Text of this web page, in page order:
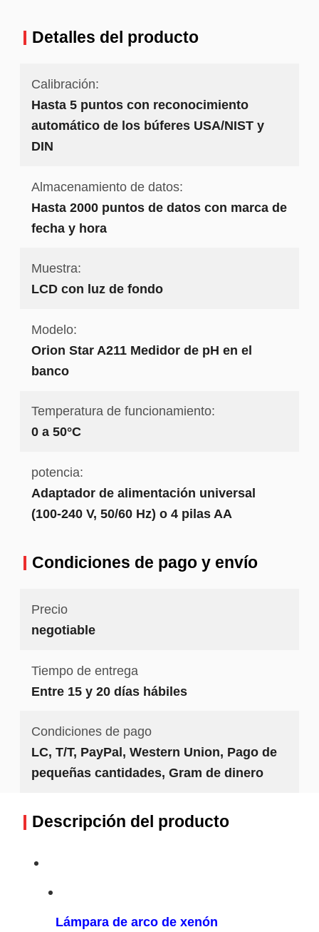
Detalles del producto
Calibración:
Hasta 5 puntos con reconocimiento
automático de los búferes USA/NIST y
DIN
Almacenamiento de datos:
Hasta 2000 puntos de datos con marca de
fecha y hora
Muestra:
LCD con luz de fondo
Modelo:
Orion Star A211 Medidor de pH en el
banco
Temperatura de funcionamiento:
0 a 50°C
potencia:
Adaptador de alimentación universal
(100-240 V, 50/60 Hz) o 4 pilas AA
Condiciones de pago y envío
Precio
negotiable
Tiempo de entrega
Entre 15 y 20 días hábiles
Condiciones de pago
LC, T/T, PayPal, Western Union, Pago de
pequeñas cantidades, Gram de dinero
Descripción del producto
Lámpara de arco de xenón